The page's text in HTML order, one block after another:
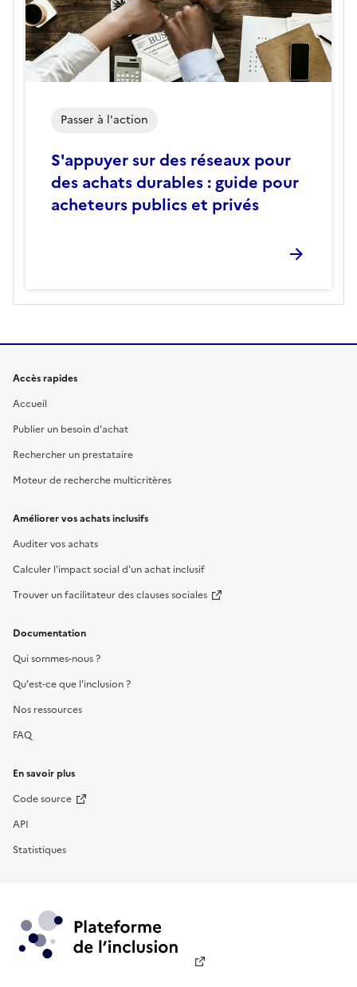
S'appuyer sur des réseaux pour
des achats durables : guide pour
acheteurs publics et privés
Passer à l'action
Accès rapides
Accueil
Publier un besoin d'achat
Rechercher un prestataire
Moteur de recherche multicritères
Améliorer vos achats inclusifs
Auditer vos achats
Calculer l'impact social d'un achat inclusif
Trouver un facilitateur des clauses sociales
Documentation
Qui sommes-nous ?
Qu'est-ce que l'inclusion ?
Nos ressources
FAQ
En savoir plus
Code source
API
Statistiques